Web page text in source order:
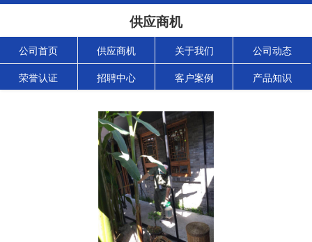
供应商机
公司首页 供应商机 关于我们 公司动态
荣誉认证 招聘中心 客户案例 产品知识